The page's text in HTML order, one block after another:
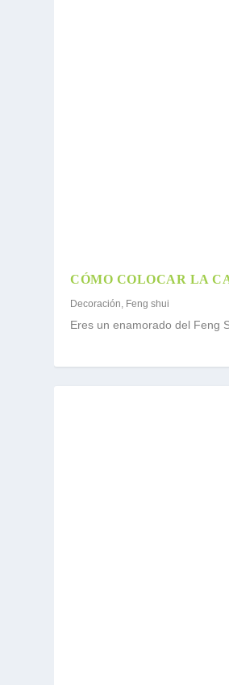
CÓMO COLOCAR LA
Decoración, Feng shui
Eres un enamorado del Feng